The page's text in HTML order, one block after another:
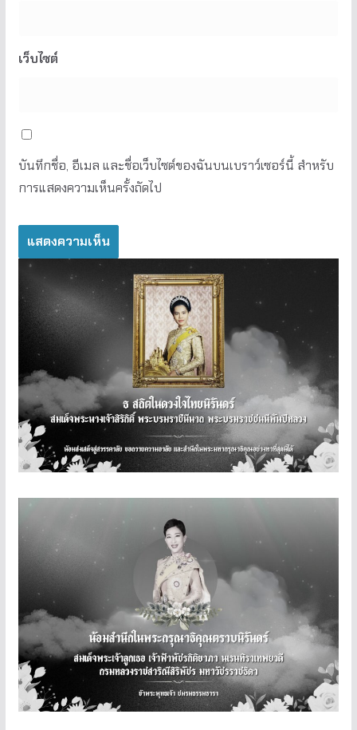
เว็บไซต์
บันทึกชื่อ, อีเมล และชื่อเว็บไซต์ของฉันบนเบราว์เซอร์นี้ สำหรับ
การแสดงความเห็นครั้งถัดไป